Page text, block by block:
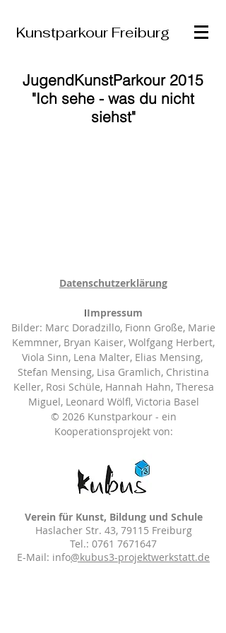
Kunstparkour Freiburg
JugendKunstParkour 2015
"Ich sehe - was du nicht
siehst"
Datenschutzerklärung
IImpressum
Bilder: Marc Doradzillo, Fionn Große, Marie
Kemmner, Bryan Kaiser, Wolfgang Herbert,
Viola Sinn, Lena Malter, Elias Mensing,
Stefan Mensing, Lisa Gramlich, Christina
Keller, Rosi Schüle, Hannah Hahn, Theresa
Miguel, Leonard Wölfl, Victoria Basel
© 2026 Kunstparkour - ein
Kooperationsprojekt von:
Verein für Kunst, Bildung und Schule
Haslacher Str. 43, 79115 Freiburg
Tel.: 0761 7671647
E-Mail: info@kubus3-projektwerkstatt.de